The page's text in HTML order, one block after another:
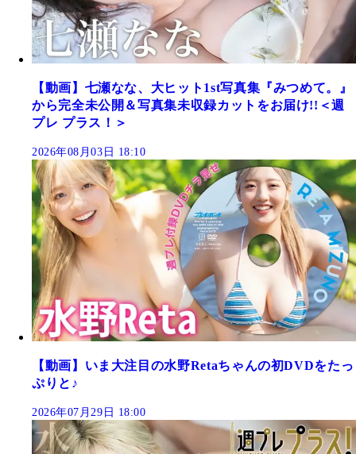
【動画】七瀬なな、大ヒット1st写真集『みつめて。』
から完全未公開＆写真集未収録カットをお届け!!＜週
プレ プラス！＞
2026年08月03日 18:10
【動画】いま大注目の水野Retaちゃんの初DVDをたっ
ぷりと♪
2026年07月29日 18:00